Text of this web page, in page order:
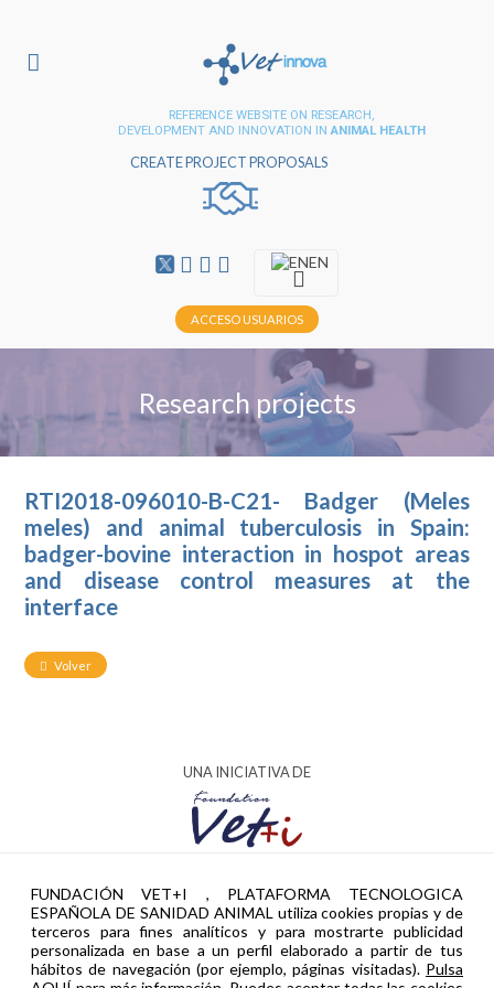
REFERENCE WEBSITE ON RESEARCH,
DEVELOPMENT AND INNOVATION IN ANIMAL HEALTH
CREATE PROJECT PROPOSALS
EN
ACCESO USUARIOS
Research projects
RTI2018-096010-B-C21- Badger (Meles
meles) and animal tuberculosis in Spain:
badger-bovine interaction in hospot areas
and disease control measures at the
interface
Volver
UNA INICIATIVA DE
AYUDA PTR2024-002951 FINANCIADA POR
FUNDACIÓN VET+I , PLATAFORMA TECNOLOGICA
ESPAÑOLA DE SANIDAD ANIMAL utiliza cookies propias y de
terceros para fines analíticos y para mostrarte publicidad
personalizada en base a un perfil elaborado a partir de tus
hábitos de navegación (por ejemplo, páginas visitadas). Pulsa